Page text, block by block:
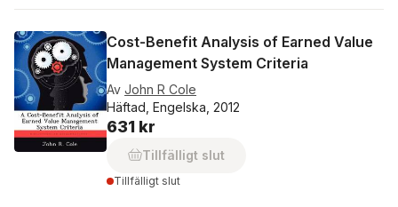
Cost-Benefit Analysis of Earned Value
Management System Criteria
Av John R Cole
Häftad, Engelska, 2012
631 kr
Tillfälligt slut
Tillfälligt slut